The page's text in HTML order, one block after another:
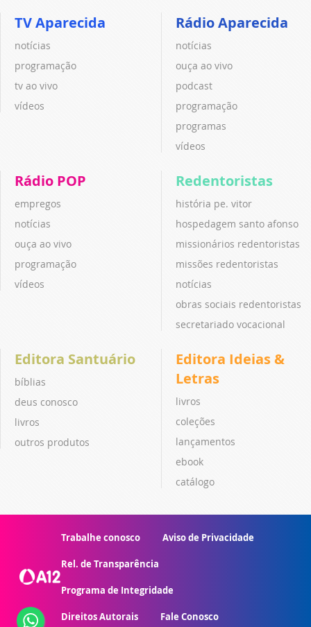
TV Aparecida
notícias
programação
tv ao vivo
vídeos
Rádio Aparecida
notícias
ouça ao vivo
podcast
programação
programas
vídeos
Rádio POP
empregos
notícias
ouça ao vivo
programação
vídeos
Redentoristas
história pe. vitor
hospedagem santo afonso
missionários redentoristas
missões redentoristas
notícias
obras sociais redentoristas
secretariado vocacional
Editora Santuário
bíblias
deus conosco
livros
outros produtos
Editora Ideias &
Letras
livros
coleções
lançamentos
ebook
catálogo
Trabalhe conosco Aviso de Privacidade
Rel. de Transparência
Programa de Integridade
Direitos Autorais Fale Conosco